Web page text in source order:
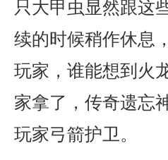
只大甲虫显然跟这
续的时候稍作休息
玩家，谁能想到火
家拿了，传奇遗忘
玩家弓箭护卫。